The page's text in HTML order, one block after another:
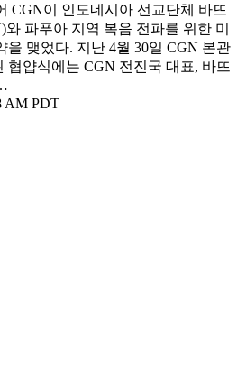
CGN이 인도네시아 선교단체 바뜨
파푸아 지역 복음 전파를 위한 미
을 맺었다. 지난 4월 30일 CGN 본관
협얍식에는 CGN 전진국 대표, 바뜨
AM PDT